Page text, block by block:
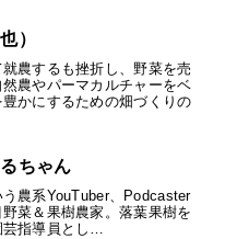
）
農するも挫折し、野菜を売
農やパーマカルチャーをベ
かにするための畑づくりの
ちゃん
う農系YouTuber、Podcaster
菜＆果樹農家。落葉果樹を
芸指導員とし…